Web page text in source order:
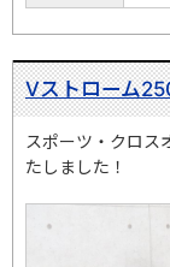
Vストローム
スポーツ・クロス
たしました！